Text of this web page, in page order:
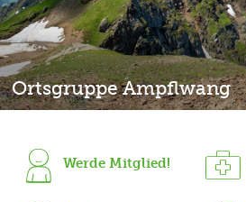
Ortsgruppe Ampflwang
Kletterturm
Boulderanlage "Gruabn"
Vereinsheim Seemoos
MTB Ausfahren
Werde Mitglied!